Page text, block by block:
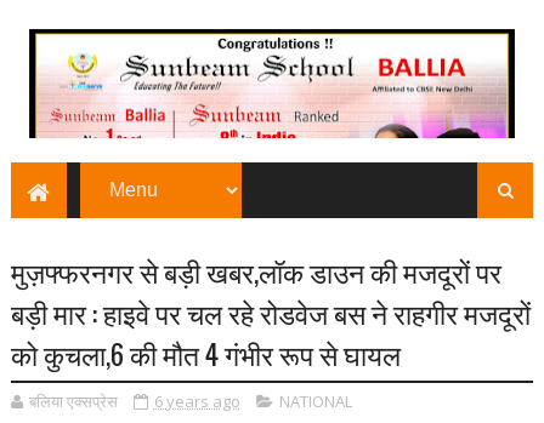
मुज़फ्फरनगर से बड़ी खबर,लॉक डाउन की मजदूरों पर
बड़ी मार : हाइवे पर चल रहे रोडवेज बस ने राहगीर मजदूरों
को कुचला,6 की मौत 4 गंभीर रूप से घायल
बलिया एक्सप्रेस 6 years ago NATIONAL